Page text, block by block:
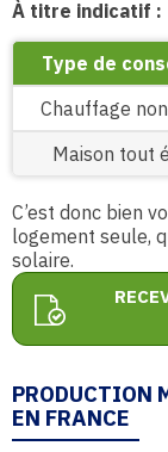
À titre indicatif :
Type de
Chauffage
Maison tout
C’est donc bien
logement seule,
solaire.
PRODUCTION
EN FRANCE